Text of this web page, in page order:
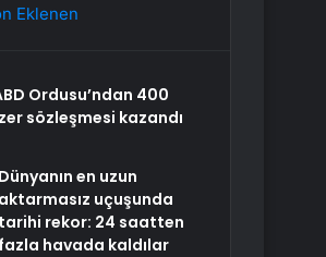
Eklenen
Ordusu’ndan 400
sözleşmesi kazandı
Dünyanın en uzun
aktarmasız uçuşunda
tarihi rekor: 24 saatten
fazla havada kaldılar